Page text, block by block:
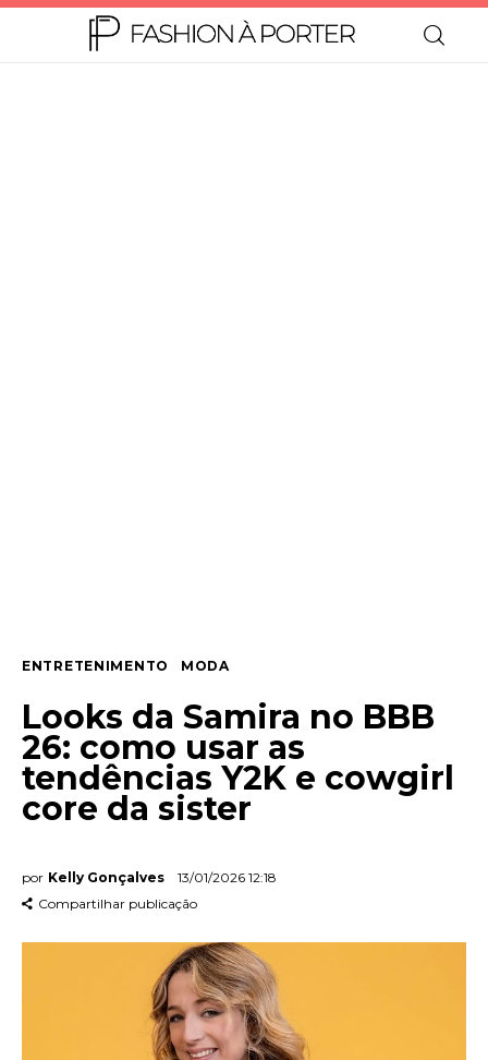
Contato
ENTRETENIMENTO MODA
Looks da Samira no BBB
26: como usar as
tendências Y2K e cowgirl
core da sister
por Kelly Gonçalves
13/01/2026 12:18
Compartilhar publicação